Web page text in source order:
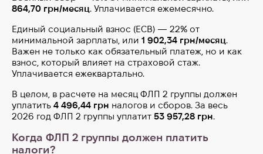
864,70 грн/месяц. Уплачивается ежемесячно.
Единый социальный взнос (ЕСВ) — 22% от
минимальной зарплаты, или 1 902,34 грн/месяц.
Важен не только как обязательный платеж, но и как
взнос, который влияет на страховой стаж.
Уплачивается ежеквартально.
В целом, в расчете на месяц ФЛП 2 группы должен
уплатить 4 496,44 грн налогов и сборов. За весь
2026 год ФЛП 2 группы уплатит 53 957,28 грн.
Когда ФЛП 2 группы должен платить
налоги?